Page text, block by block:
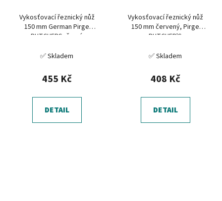
Vykosťovací řeznický nůž
150 mm German Pirge
BUTCHERS, černý
✅ Skladem
455 Kč
DETAIL
Vykosťovací řeznický nůž
150 mm červený, Pirge
BUTCHER'S
✅ Skladem
408 Kč
DETAIL